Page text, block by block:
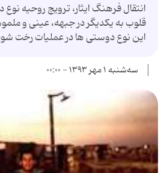
انتقال فرهنگ ایثار، ترویج روحیه
قلوب به یکدیگر در جبهه، عینی و
این نوع دوستی ها در عملیات رخت
سه‌شنبه ۱ مهر ۱۳۹۳ - ۰۰:۰۰